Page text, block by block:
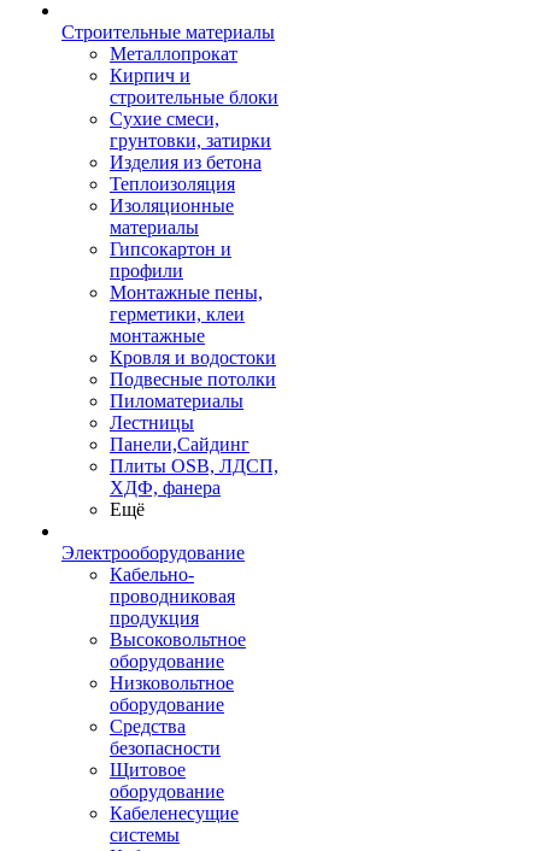
Строительные материалы
Металлопрокат
Кирпич и
строительные блоки
Сухие смеси,
грунтовки, затирки
Изделия из бетона
Теплоизоляция
Изоляционные
материалы
Гипсокартон и
профили
Монтажные пены,
герметики, клеи
монтажные
Кровля и водостоки
Подвесные потолки
Пиломатериалы
Лестницы
Панели,Сайдинг
Плиты OSB, ЛДСП,
ХДФ, фанера
Ещё
Электрооборудование
Кабельно-
проводниковая
продукция
Высоковольтное
оборудование
Низковольтное
оборудование
Средства
безопасности
Щитовое
оборудование
Кабеленесущие
системы